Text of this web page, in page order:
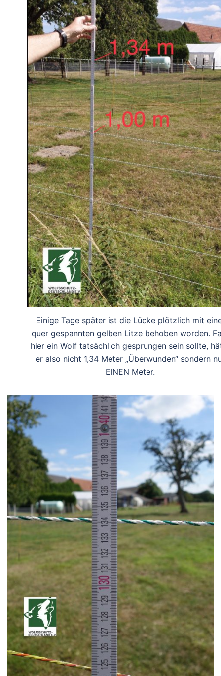
Einige Tage später ist die Lücke plötzlich mit
quer gespannten gelben Litze behoben worden.
hier ein Wolf tatsächlich gesprungen sein sollte,
er also nicht 1,34 Meter „Überwunden“ sondern
EINEN Meter.